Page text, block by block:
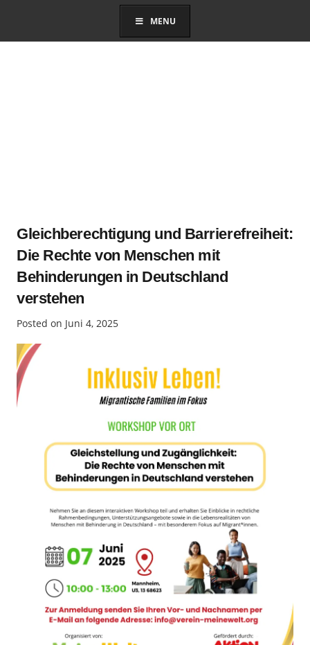
MENU
Gleichberechtigung und Barrierefreiheit:
Die Rechte von Menschen mit
Behinderungen in Deutschland
verstehen
Posted on Juni 4, 2025